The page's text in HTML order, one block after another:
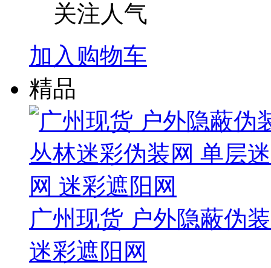
关注人气
加入购物车
精品
广州现货 户外隐蔽伪
迷彩遮阳网